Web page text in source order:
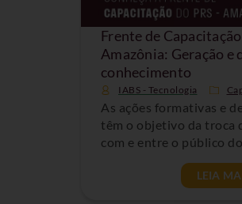
Frente de
Amazônia: Geração e
conhecimento
IABS - Tecnologia
As ações formativas e
têm o objetivo da troca
com e entre o público
LEIA